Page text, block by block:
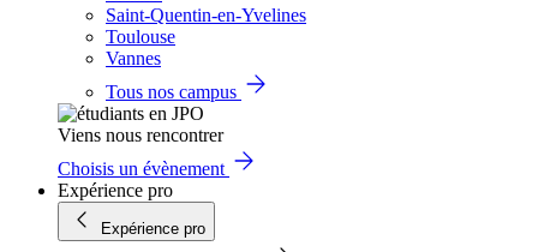
Saint-Quentin-en-Yvelines
Toulouse
Vannes
Tous nos campus
Viens nous rencontrer
Choisis un évènement
Expérience pro
Expérience pro